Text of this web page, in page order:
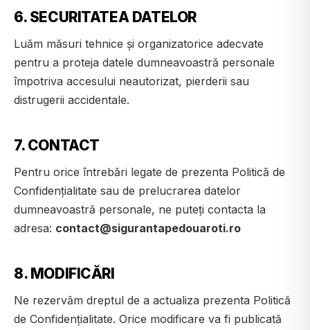
6. SECURITATEA DATELOR
Luăm măsuri tehnice și organizatorice adecvate
pentru a proteja datele dumneavoastră personale
împotriva accesului neautorizat, pierderii sau
distrugerii accidentale.
7. CONTACT
Pentru orice întrebări legate de prezenta Politică de
Confidențialitate sau de prelucrarea datelor
dumneavoastră personale, ne puteți contacta la
adresa: contact@sigurantapedouaroti.ro
8. MODIFICĂRI
Ne rezervăm dreptul de a actualiza prezenta Politică
de Confidențialitate. Orice modificare va fi publicată